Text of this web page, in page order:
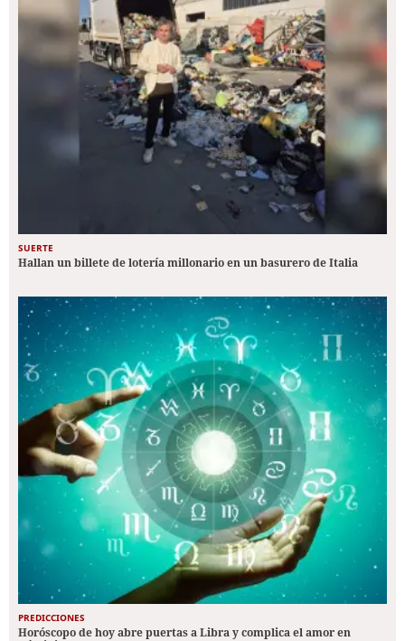
SUERTE
Hallan un billete de lotería millonario en un basurero de Italia
PREDICCIONES
Horóscopo de hoy abre puertas a Libra y complica el amor en